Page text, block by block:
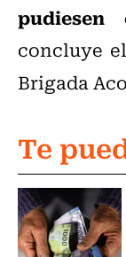
concluye
Brigada
Te